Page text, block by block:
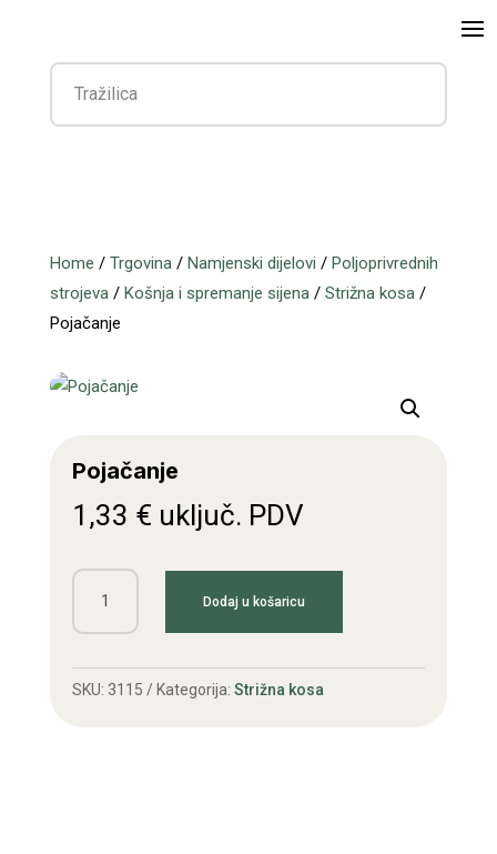
Home / Trgovina/ Namjenski dijelovi / Poljoprivrednih
strojeva/ Košnja i spremanje sijena/ Strižna kosa/
Pojačanje
Pojačanje
1,33 € uključ. PDV
Pojačanje
količina
Dodaj u košaricu
SKU: 3115 Kategorija: Strižna kosa